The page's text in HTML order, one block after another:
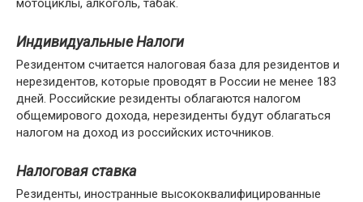
Индивидуальные Налоги
Резидентом считается налоговая база для резидентов и
нерезидентов, которые проводят в России не менее 183
дней. Российские резиденты облагаются налогом
общемирового дохода, нерезиденты будут облагаться
налогом на доход из российских источников.
Налоговая ставка
Резиденты, иностранные высококвалифицированные